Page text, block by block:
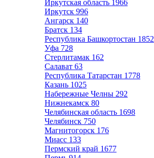
Иркутская область 1966
Иркутск 996
Ангарск 140
Братск 134
Республика Башкортостан 1852
Уфа 728
Стерлитамак 162
Салават 63
Республика Татарстан 1778
Казань 1025
Набережные Челны 292
Нижнекамск 80
Челябинская область 1698
Челябинск 750
Магнитогорск 176
Миасс 133
Пермский край 1677